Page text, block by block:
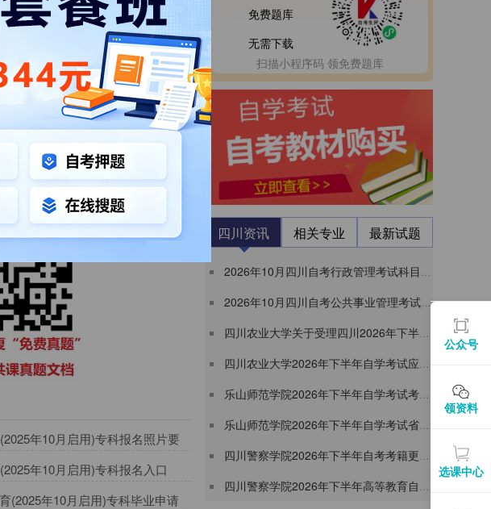
目。
年10月启用)专科报名照片要
年10月启用)专科报名入口
(2025年10月启用)专科毕业申请
免费题库
无需下载
扫描小程序码 领免费题库
四川资讯 相关专业 最新试题
2026年10月四川自考行政管理考试科目安排表（W120402）
2026年10月四川自考公共事业管理考试科目安排表（W120401）
四川农业大学关于受理四川2026年下半年自学考试省际转考申请的通告
四川农业大学2026年下半年自学考试应用型专业考籍更改办理通知
乐山师范学院2026年下半年自学考试考籍更改申请通知
乐山师范学院2026年下半年自学考试省际转考申请通知
四川警察学院2026年下半年自考考籍更改申请通知
四川警察学院2026年下半年高等教育自学考试省际转考通知
公众号
领资料
选课中心